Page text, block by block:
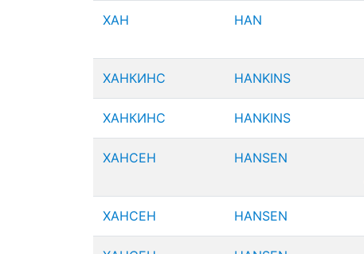
ХАН HAN
ХАНКИНС HANKINS
ХАНКИНС HANKINS
ХАНСЕН HANSEN
ХАНСЕН HANSEN